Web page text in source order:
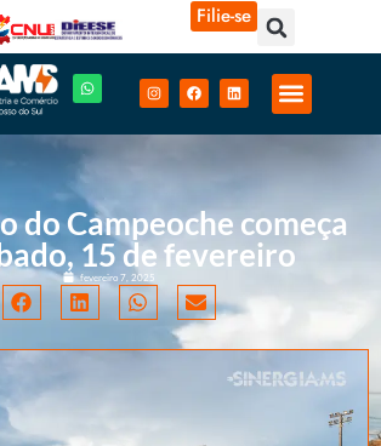
Filie-se
do Campeoche começa
15 de fevereiro
fevereiro 7, 2025